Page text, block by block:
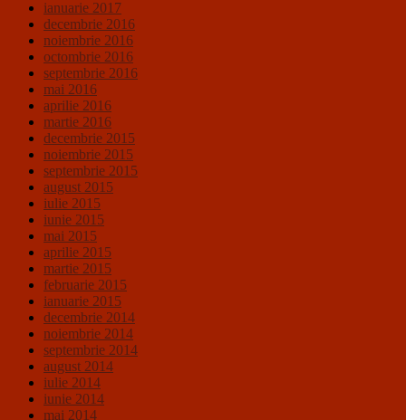
ianuarie 2017
decembrie 2016
noiembrie 2016
octombrie 2016
septembrie 2016
mai 2016
aprilie 2016
martie 2016
decembrie 2015
noiembrie 2015
septembrie 2015
august 2015
iulie 2015
iunie 2015
mai 2015
aprilie 2015
martie 2015
februarie 2015
ianuarie 2015
decembrie 2014
noiembrie 2014
septembrie 2014
august 2014
iulie 2014
iunie 2014
mai 2014